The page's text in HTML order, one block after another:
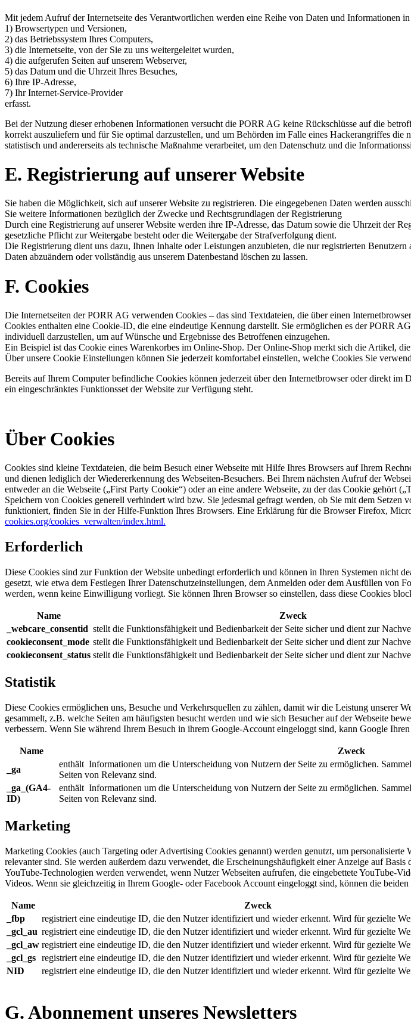
Mit jedem Aufruf der Internetseite des Verantwortlichen werden eine Reihe von Daten und Informationen
1) Browsertypen und Versionen,
2) das Betriebssystem Ihres Computers,
3) die Internetseite, von der Sie zu uns weitergeleitet wurden,
4) die aufgerufen Seiten auf unserem Webserver,
5) das Datum und die Uhrzeit Ihres Besuches,
6) Ihre IP-Adresse,
7) Ihr Internet-Service-Provider
erfasst.
Bei der Nutzung dieser erhobenen Informationen versucht die PORR AG keine Rückschlüsse auf die
korrekt auszuliefern und für Sie optimal darzustellen, und um Behörden im Falle eines Hackerangriffes
statistisch und andererseits als technische Maßnahme verarbeitet, um den Datenschutz und die
E. Registrierung auf unserer Website
Sie haben die Möglichkeit, sich auf unserer Website zu registrieren. Die eingegebenen Daten werden
Sie weitere Informationen bezüglich der Zwecke und Rechtsgrundlagen der Registrierung
Durch eine Registrierung auf unserer Website werden ihre IP-Adresse, das Datum sowie die Uhrzeit der
gesetzliche Pflicht zur Weitergabe besteht oder die Weitergabe der Strafverfolgung dient.
Die Registrierung dient uns dazu, Ihnen Inhalte oder Leistungen anzubieten, die nur registrierten
Daten abzuändern oder vollständig aus unserem Datenbestand löschen zu lassen.
F. Cookies
Die Internetseiten der PORR AG verwenden Cookies – das sind Textdateien, die über einen
Cookies enthalten eine Cookie-ID, die eine eindeutige Kennung darstellt. Sie ermöglichen es der PORR
individuell darzustellen, um auf Wünsche und Ergebnisse des Betroffenen einzugehen.
Ein Beispiel ist das Cookie eines Warenkorbes im Online-Shop. Der Online-Shop merkt sich die Artikel,
Über unsere Cookie Einstellungen können Sie jederzeit komfortabel einstellen, welche Cookies Sie
Bereits auf Ihrem Computer befindliche Cookies können jederzeit über den Internetbrowser oder direkt
ein eingeschränktes Funktionsset der Website zur Verfügung steht.
Über Cookies
Cookies sind kleine Textdateien, die beim Besuch einer Webseite mit Hilfe Ihres Browsers auf Ihrem
und dienen lediglich der Wiedererkennung des Webseiten-Besuchers. Bei Ihrem nächsten Aufruf der
entweder an die Webseite („First Party Cookie“) oder an eine andere Webseite, zu der das Cookie gehört
Speichern von Cookies generell verhindert wird bzw. Sie jedesmal gefragt werden, ob Sie mit dem
funktioniert, finden Sie in der Hilfe-Funktion Ihres Browsers. Eine Erklärung für die Browser Firefox,
cookies.org/cookies_verwalten/index.html.
Erforderlich
Diese Cookies sind zur Funktion der Website unbedingt erforderlich und können in Ihren Systemen nicht
gesetzt, wie etwa dem Festlegen Ihrer Datenschutzeinstellungen, dem Anmelden oder dem Ausfüllen von
werden, wenn keine Einwilligung vorliegt. Sie können Ihren Browser so einstellen, dass diese Cookies
Name Zweck
_webcare_consentid stellt die Funktionsfähigkeit und Bedienbarkeit der Seite sicher und dient zur
cookieconsent_mode stellt die Funktionsfähigkeit und Bedienbarkeit der Seite sicher und dient zur
cookieconsent_status stellt die Funktionsfähigkeit und Bedienbarkeit der Seite sicher und dient zur
Statistik
Diese Cookies ermöglichen uns, Besuche und Verkehrsquellen zu zählen, damit wir die Leistung unserer
gesammelt, z.B. welche Seiten am häufigsten besucht werden und wie sich Besucher auf der Webseite
verbessern. Wenn Sie während Ihrem Besuch in ihrem Google-Account eingeloggt sind, kann Google
Name Zweck
_ga
enthält Informationen um die Unterscheidung von Nutzern der Seite zu ermöglichen.
Seiten von Relevanz sind.
_ga_(GA4-
ID)
enthält Informationen um die Unterscheidung von Nutzern der Seite zu ermöglichen.
Seiten von Relevanz sind.
Marketing
Marketing Cookies (auch Targeting oder Advertising Cookies genannt) werden genutzt, um
relevanter sind. Sie werden außerdem dazu verwendet, die Erscheinungshäufigkeit einer Anzeige auf
YouTube-Technologien werden verwendet, wenn Nutzer Webseiten aufrufen, die eingebettete YouTube-
Videos. Wenn sie gleichzeitig in Ihrem Google- oder Facebook Account eingeloggt sind, können die
Name Zweck
_fbp
registriert eine eindeutige ID, die den Nutzer identifiziert und wieder erkennt. Wird für gezielte
_gcl_au registriert eine eindeutige ID, die den Nutzer identifiziert und wieder erkennt. Wird für gezielte
_gcl_aw registriert eine eindeutige ID, die den Nutzer identifiziert und wieder erkennt. Wird für gezielte
_gcl_gs registriert eine eindeutige ID, die den Nutzer identifiziert und wieder erkennt. Wird für gezielte
NID
registriert eine eindeutige ID, die den Nutzer identifiziert und wieder erkennt. Wird für gezielte
G. Abonnement unseres Newsletters